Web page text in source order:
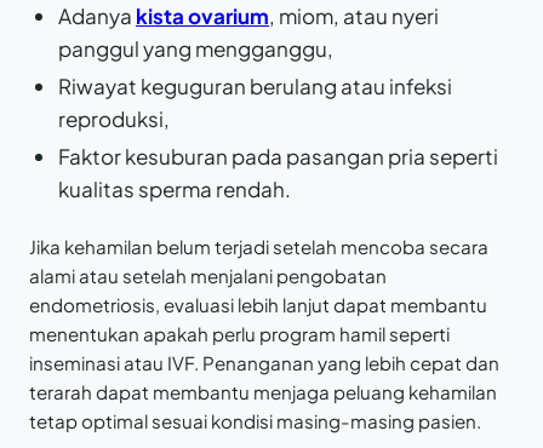
Adanya kista ovarium, miom, atau nyeri
panggul yang mengganggu,
Riwayat keguguran berulang atau infeksi
reproduksi,
Faktor kesuburan pada pasangan pria seperti
kualitas sperma rendah.
Jika kehamilan belum terjadi setelah mencoba secara
alami atau setelah menjalani pengobatan
endometriosis, evaluasi lebih lanjut dapat membantu
menentukan apakah perlu program hamil seperti
inseminasi atau IVF. Penanganan yang lebih cepat dan
terarah dapat membantu menjaga peluang kehamilan
tetap optimal sesuai kondisi masing-masing pasien.